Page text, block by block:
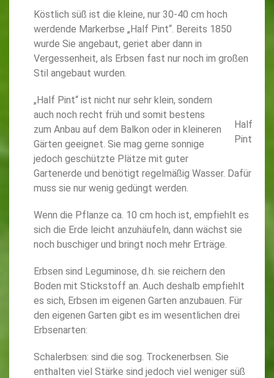
Köstlich süß ist die kleine, nur 30-40 cm hoch
werdende Markerbse „Half Pint“. Bereits 1850
wurde Sie angebaut, geriet aber dann in
Vergessenheit, als Erbsen fast nur noch im großen
Stil angebaut wurden.
Half
Pint
„Half Pint“ ist nicht nur sehr klein, sondern
auch noch recht früh und somit bestens
zum Anbau auf dem Balkon oder in kleineren
Gärten geeignet. Sie mag gerne sonnige
jedoch geschützte Plätze mit guter
Gartenerde und benötigt regelmäßig Wasser. Dafür
muss sie nur wenig gedüngt werden.
Wenn die Pflanze ca. 10 cm hoch ist, empfiehlt es
sich die Erde leicht anzuhäufeln, dann wächst sie
noch buschiger und bringt noch mehr Erträge.
Erbsen sind Leguminose, d.h. sie reichern den
Boden mit Stickstoff an. Auch deshalb empfiehlt
es sich, Erbsen im eigenen Garten anzubauen. Für
den eigenen Garten gibt es im wesentlichen drei
Erbsenarten:
Schalerbsen: sind die sog. Trockenerbsen. Sie
enthalten viel Stärke sind jedoch viel weniger süß